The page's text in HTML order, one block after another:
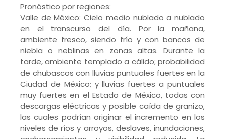
Pronóstico por regiones:
Valle de México: Cielo medio nublado a nublado
en el transcurso del día. Por la mañana,
ambiente fresco, siendo frío y con bancos de
niebla o neblinas en zonas altas. Durante la
tarde, ambiente templado a cálido; probabilidad
de chubascos con lluvias puntuales fuertes en la
Ciudad de México; y lluvias fuertes a puntuales
muy fuertes en el Estado de México, todas con
descargas eléctricas y posible caída de granizo,
las cuales podrían originar el incremento en los
niveles de ríos y arroyos, deslaves, inundaciones,